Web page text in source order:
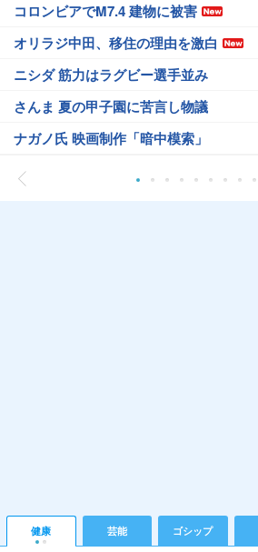
コロンビアでM7.4 建物に被害
オリラジ中田、移住の理由を激白
ニシダ 筋力はラグビー選手並み
さんま 夏の甲子園に苦言し物議
ナガノ氏 映画制作「暗中模索」
健康 芸能 ゴシップ